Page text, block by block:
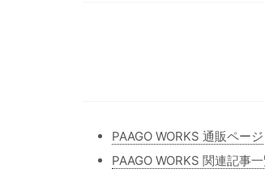
PAAGO WORKS 通販ページ
PAAGO WORKS 関連記事